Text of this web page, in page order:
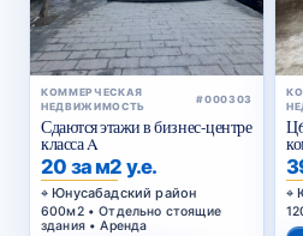
КОММЕРЧЕСКАЯ
НЕДВИЖИМОСТЬ
#000303
Сдаются этажи в бизнес-центре
класса A
20 за м2 у.е.
Юнусабадский район
600м2 • Отдельно стоящие
здания • Аренда